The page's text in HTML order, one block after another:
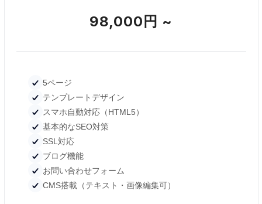
98,000円 ~
5ページ
テンプレートデザイン
スマホ自動対応（HTML5）
基本的なSEO対策
SSL対応
ブログ機能
お問い合わせフォーム
CMS搭載（テキスト・画像編集可）